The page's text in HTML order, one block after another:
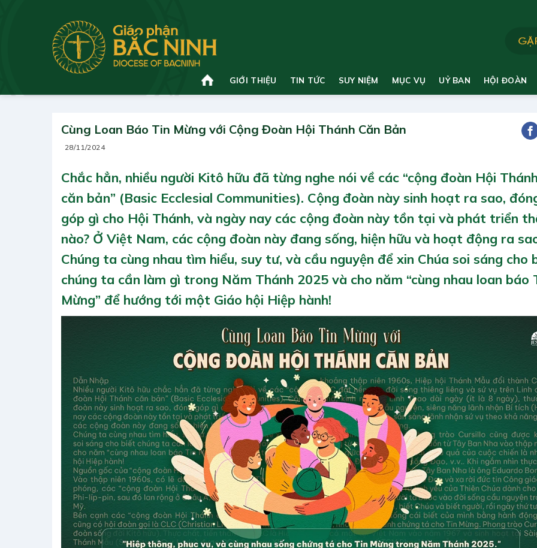
GIỚI THIỆU TIN TỨC SUY NIỆM MỤC VỤ UỶ BAN HỘI ĐOÀN
Cùng Loan Báo Tin Mừng với Cộng Đoàn Hội Thánh Căn Bản
28/11/2024
Chắc hẳn, nhiều người Kitô hữu đã từng nghe nói về các “cộng đoàn Hội Thánh
căn bản” (Basic Ecclesial Communities). Cộng đoàn này sinh hoạt ra sao,
góp gì cho Hội Thánh, và ngày nay các cộng đoàn này tồn tại và phát triển
nào? Ở Việt Nam, các cộng đoàn này đang sống, hiện hữu và hoạt động ra
Chúng ta cùng nhau tìm hiểu, suy tư, và cầu nguyện để xin Chúa soi sáng cho
chúng ta cần làm gì trong Năm Thánh 2025 và cho năm “cùng nhau loan báo
Mừng” để hướng tới một Giáo hội Hiệp hành!